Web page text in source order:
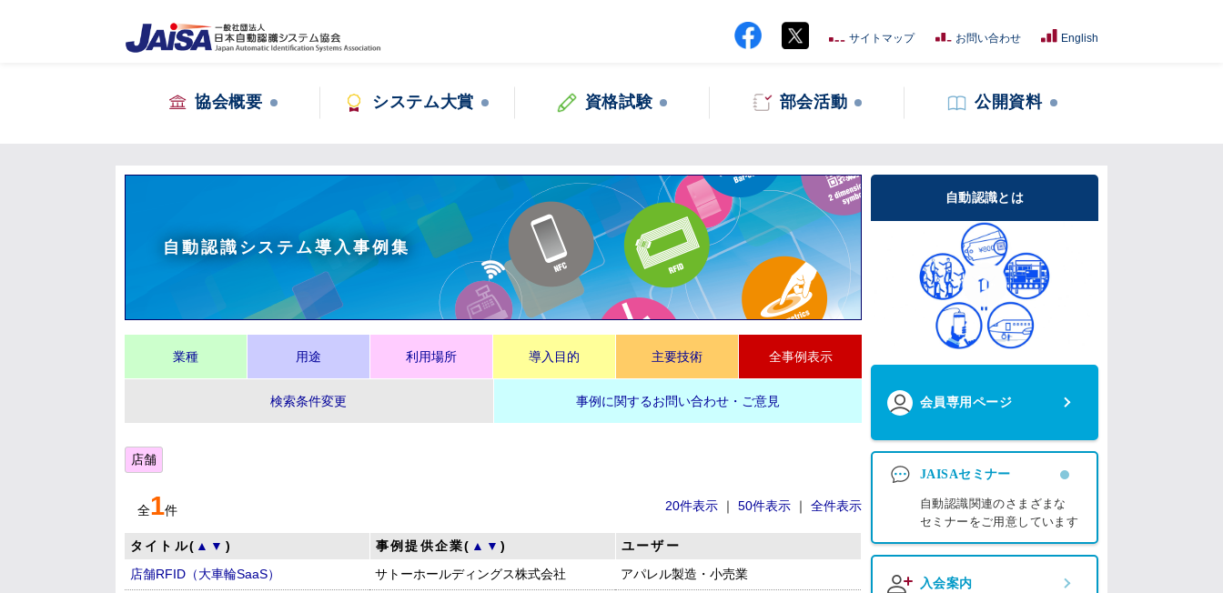
サイトマップ お問い合わせ English
協会概要 システム大賞 資格試験 部会活動 公開資料
自動認識システム導入事例集
業種 用途 利用場所 導入目的 主要技術 全事例表示
検索条件変更 事例に関するお問い合わせ・ご意見
店舗
全1件 20件表示 ｜ 50件表示 ｜ 全件表示
タイトル( ▲ ▼ ) 事例提供企業( ▲ ▼)
ユーザー
店舗RFID（大車輪SaaS）
サトーホールディングス株式会社 アパレル製造・小売業
自動認識とは
会員専用ページ
JAISAセミナー
自動認識関連のさまざまな
セミナーをご用意しています
入会案内